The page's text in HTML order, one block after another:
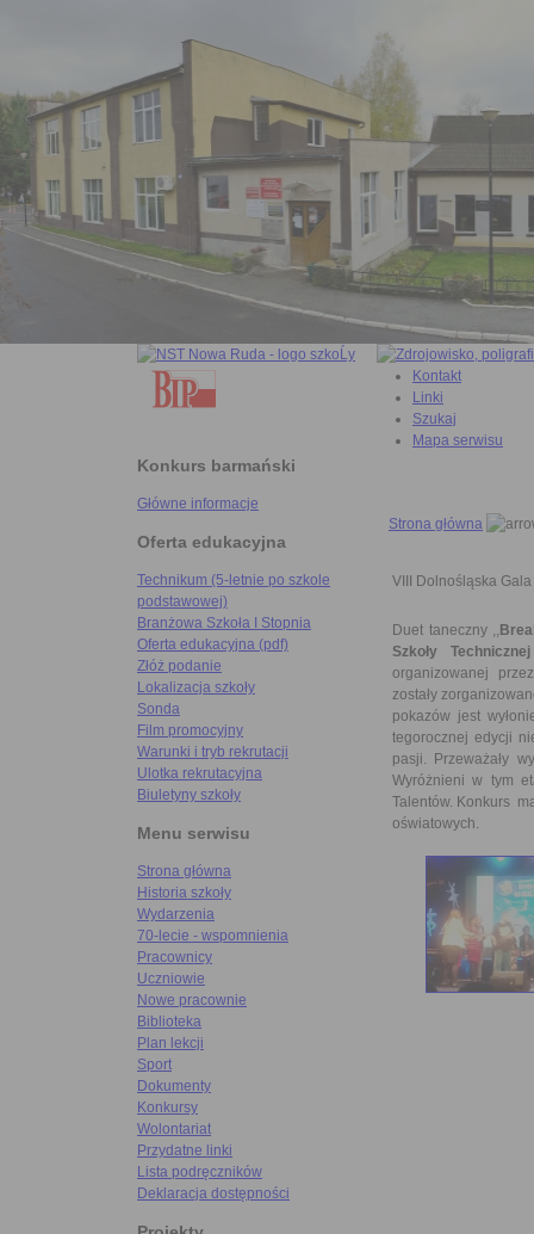
Konkurs barmański
Główne informacje
Oferta edukacyjna
Technikum (5-letnie po szkole
podstawowej)
Branżowa Szkoła I Stopnia
Oferta edukacyjna (pdf)
Złóż podanie
Lokalizacja szkoły
Sonda
Film promocyjny
Warunki i tryb rekrutacji
Ulotka rekrutacyjna
Biuletyny szkoły
Menu serwisu
Strona główna
Historia szkoły
Wydarzenia
70-lecie - wspomnienia
Pracownicy
Uczniowie
Nowe pracownie
Biblioteka
Plan lekcji
Sport
Dokumenty
Konkursy
Wolontariat
Przydatne linki
Lista podręczników
Deklaracja dostępności
Kontakt
Linki
Szukaj
Mapa serwisu
Strona główna
VIII Dolnośląska
Duet taneczny ,,
Szkoły
organizowanej
zostały
pokazów jest
tegorocznej edycji
pasji. Przeważały
Wyróżnieni w tym
Talentów. Konkurs
oświatowych.